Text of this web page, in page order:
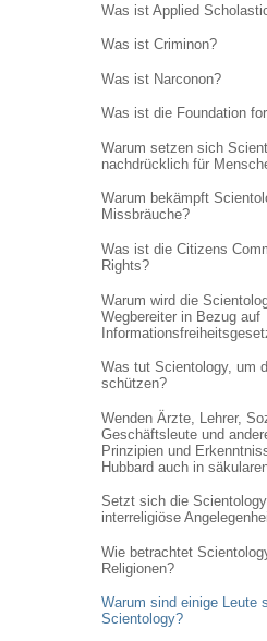
Was ist Applied
Was ist Criminon?
Was ist Narconon?
Was ist die Foundation
Warum setzen sich
nachdrücklich für
Warum bekämpft
Missbräuche?
Was ist die Citizens
Rights?
Warum wird die
Wegbereiter in Bezug auf
Informations
Was tut Scientology, um
schützen?
Wenden Ärzte, Lehrer,
Geschäftsleute und
Prinzipien und
Hubbard auch in
Setzt sich die
interreligiöse
Wie betrachtet
Religionen?
Warum sind einige Leute
Scientology?